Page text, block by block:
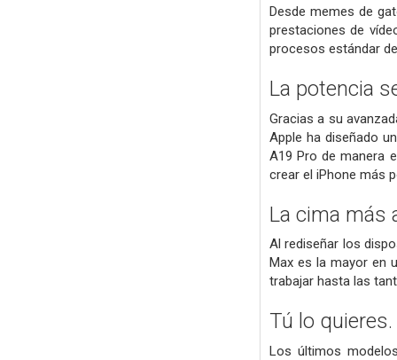
Desde memes de
prestaciones de
procesos estándar
La potencia
Gracias a su
Apple ha diseñado
A19 Pro de manera
crear el iPhone más
La cima más
Al rediseñar los
Max es la mayor en
trabajar hasta las
Tú lo quieres.
Los últimos